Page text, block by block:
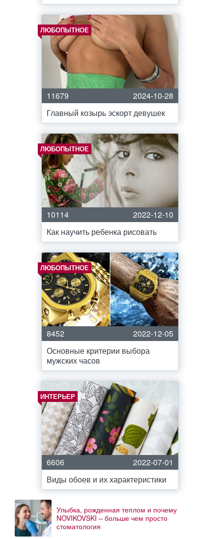
ЛЮБОПЫТНОЕ
11679
2024-10-28
Главный козырь эскорт девушек
ЛЮБОПЫТНОЕ
10114
2022-12-10
Как научить ребенка рисовать
ЛЮБОПЫТНОЕ
8452
2022-12-05
Основные критерии выбора
мужских часов
ИНТЕРЬЕР
6606
2022-07-01
Виды обоев и их характеристики
Улыбка, рожденная теплом и почему
NOVIKOVSKI – больше чем просто
стоматология